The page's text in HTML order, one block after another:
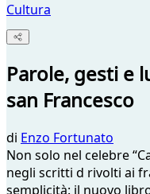
Cultura
Parole, gesti e
san Francesco
di Enzo Fortunato
Non solo nel celebre
negli scritti d rivolti ai
semplicità: il nuovo